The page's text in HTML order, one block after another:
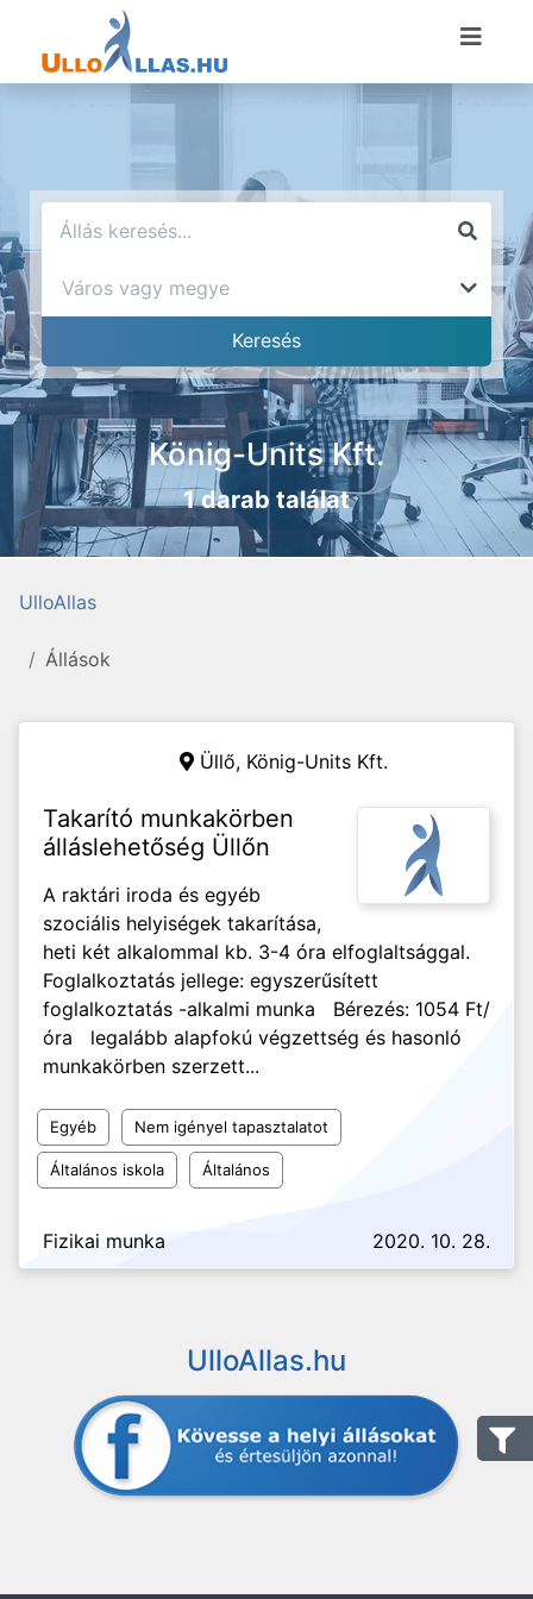
König-Units Kft.
1 darab találat
UlloAllas
Állások
Üllő, König-Units Kft.
Takarító munkakörben
álláslehetőség Üllőn
A raktári iroda és egyéb
szociális helyiségek takarítása,
heti két alkalommal kb. 3-4 óra elfoglaltsággal.
Foglalkoztatás jellege: egyszerűsített
foglalkoztatás -alkalmi munka Bérezés: 1054 Ft/
óra legalább alapfokú végzettség és hasonló
munkakörben szerzett...
Egyéb Nem igényel tapasztalatot
Általános iskola Általános
Fizikai munka 2020. 10. 28.
UlloAllas.hu